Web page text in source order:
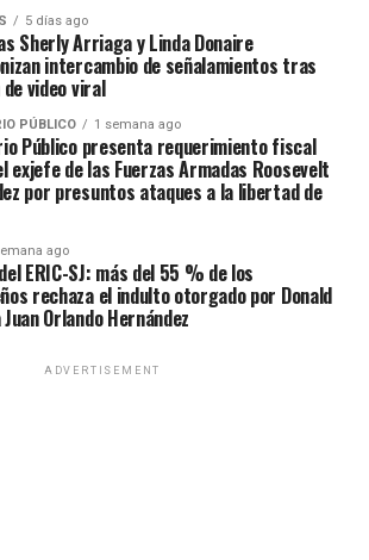
5 días ago
Sherly Arriaga y Linda Donaire
intercambio de señalamientos tras
video viral
PÚBLICO 1 semana ago
Público presenta requerimiento fiscal
exjefe de las Fuerzas Armadas Roosevelt
por presuntos ataques a la libertad de
ago
ERIC-SJ: más del 55 % de los
rechaza el indulto otorgado por Donald
Orlando Hernández
ADVERTISEMENT